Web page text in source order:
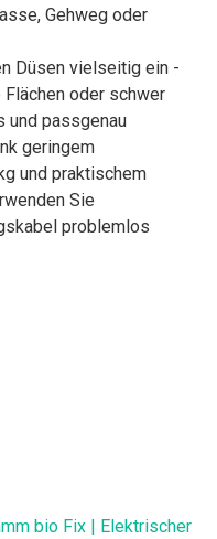
Gehweg oder
Düsen vielseitig ein -
oder schwer
und passgenau
geringem
und praktischem
Sie
problemlos
bio Fix | Elektrischer